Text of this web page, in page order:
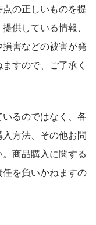
の正しいものを提
供している情報、
害などの被害が発
すので、ご了承く
るのではなく、各
方法、その他お問
商品購入に関する
任を負いかねますの